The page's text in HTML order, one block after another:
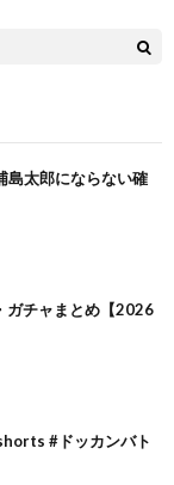
島太郎にならない確
ガチャまとめ【2026
#ドッカンバト